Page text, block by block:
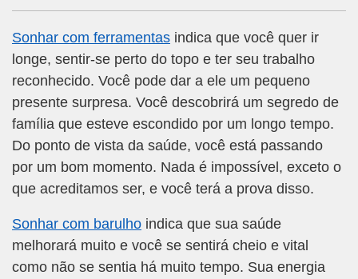
Sonhar com ferramentas indica que você quer ir
longe, sentir-se perto do topo e ter seu trabalho
reconhecido. Você pode dar a ele um pequeno
presente surpresa. Você descobrirá um segredo de
família que esteve escondido por um longo tempo.
Do ponto de vista da saúde, você está passando
por um bom momento. Nada é impossível, exceto o
que acreditamos ser, e você terá a prova disso.
Sonhar com barulho indica que sua saúde
melhorará muito e você se sentirá cheio e vital
como não se sentia há muito tempo. Sua energia